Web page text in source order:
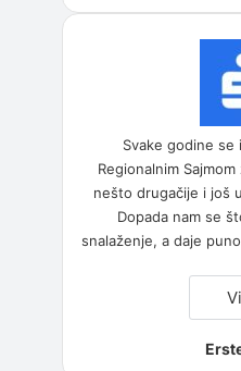
Svake godine se
Regionalnim
nešto drugačije i još
Dopada nam se
snalaženje, a daje